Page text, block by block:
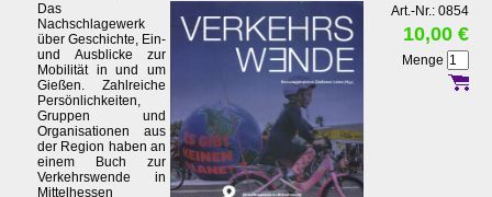
Das
Nachschlagewerk
über Geschichte, Ein-
und Ausblicke zur
Mobilität in und um
Gießen. Zahlreiche
Persönlichkeiten,
Gruppen und
Organisationen aus
der Region haben an
einem Buch zur
Verkehrswende in
Mittelhessen
Art.-Nr.: 0854
10,00 €
Menge